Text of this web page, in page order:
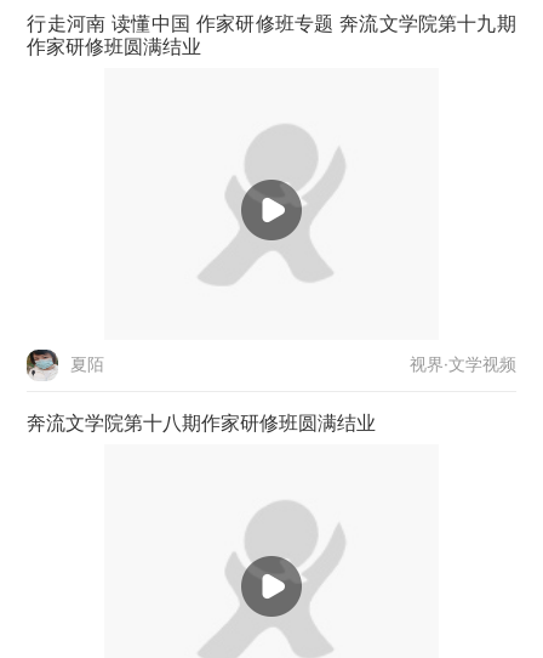
行走河南 读懂中国 作家研修班专题 奔流文学院第十九期
作家研修班圆满结业
夏陌 视界·文学视频
奔流文学院第十八期作家研修班圆满结业